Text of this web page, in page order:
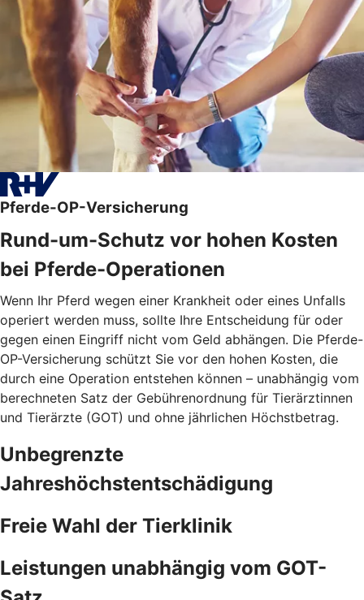
Pferde-OP-Versicherung
Rund-um-Schutz vor hohen Kosten
bei Pferde-Operationen
Wenn Ihr Pferd wegen einer Krankheit oder eines Unfalls
operiert werden muss, sollte Ihre Entscheidung für oder
gegen einen Eingriff nicht vom Geld abhängen. Die Pferde-
OP-Versicherung schützt Sie vor den hohen Kosten, die
durch eine Operation entstehen können – unabhängig vom
berechneten Satz der Gebührenordnung für Tierärztinnen
und Tierärzte (GOT) und ohne jährlichen Höchstbetrag.
Unbegrenzte
Jahreshöchstentschädigung
Freie Wahl der Tierklinik
Leistungen unabhängig vom GOT-